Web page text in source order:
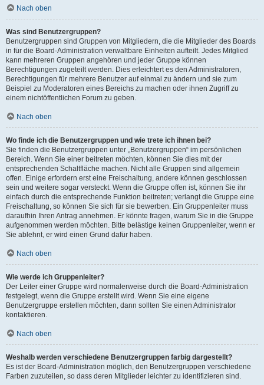
Nach oben
Was sind Benutzergruppen?
Benutzergruppen sind Gruppen von Mitgliedern, die die Mitglieder des Boards
in für die Board-Administration verwaltbare Einheiten aufteilt. Jedes Mitglied
kann mehreren Gruppen angehören und jeder Gruppe können
Berechtigungen zugeteilt werden. Dies erleichtert es den Administratoren,
Berechtigungen für mehrere Benutzer auf einmal zu ändern und sie zum
Beispiel zu Moderatoren eines Bereichs zu machen oder ihnen Zugriff zu
einem nichtöffentlichen Forum zu geben.
Nach oben
Wo finde ich die Benutzergruppen und wie trete ich ihnen bei?
Sie finden die Benutzergruppen unter „Benutzergruppen“ im persönlichen
Bereich. Wenn Sie einer beitreten möchten, können Sie dies mit der
entsprechenden Schaltfläche machen. Nicht alle Gruppen sind allgemein
offen. Einige erfordern erst eine Freischaltung, andere können geschlossen
sein und weitere sogar versteckt. Wenn die Gruppe offen ist, können Sie ihr
einfach durch die entsprechende Funktion beitreten; verlangt die Gruppe eine
Freischaltung, so können Sie sich für sie bewerben. Ein Gruppenleiter muss
daraufhin Ihren Antrag annehmen. Er könnte fragen, warum Sie in die Gruppe
aufgenommen werden möchten. Bitte belästige keinen Gruppenleiter, wenn er
Sie ablehnt, er wird einen Grund dafür haben.
Nach oben
Wie werde ich Gruppenleiter?
Der Leiter einer Gruppe wird normalerweise durch die Board-Administration
festgelegt, wenn die Gruppe erstellt wird. Wenn Sie eine eigene
Benutzergruppe erstellen möchten, dann sollten Sie einen Administrator
kontaktieren.
Nach oben
Weshalb werden verschiedene Benutzergruppen farbig dargestellt?
Es ist der Board-Administration möglich, den Benutzergruppen verschiedene
Farben zuzuteilen, so dass deren Mitglieder leichter zu identifizieren sind.